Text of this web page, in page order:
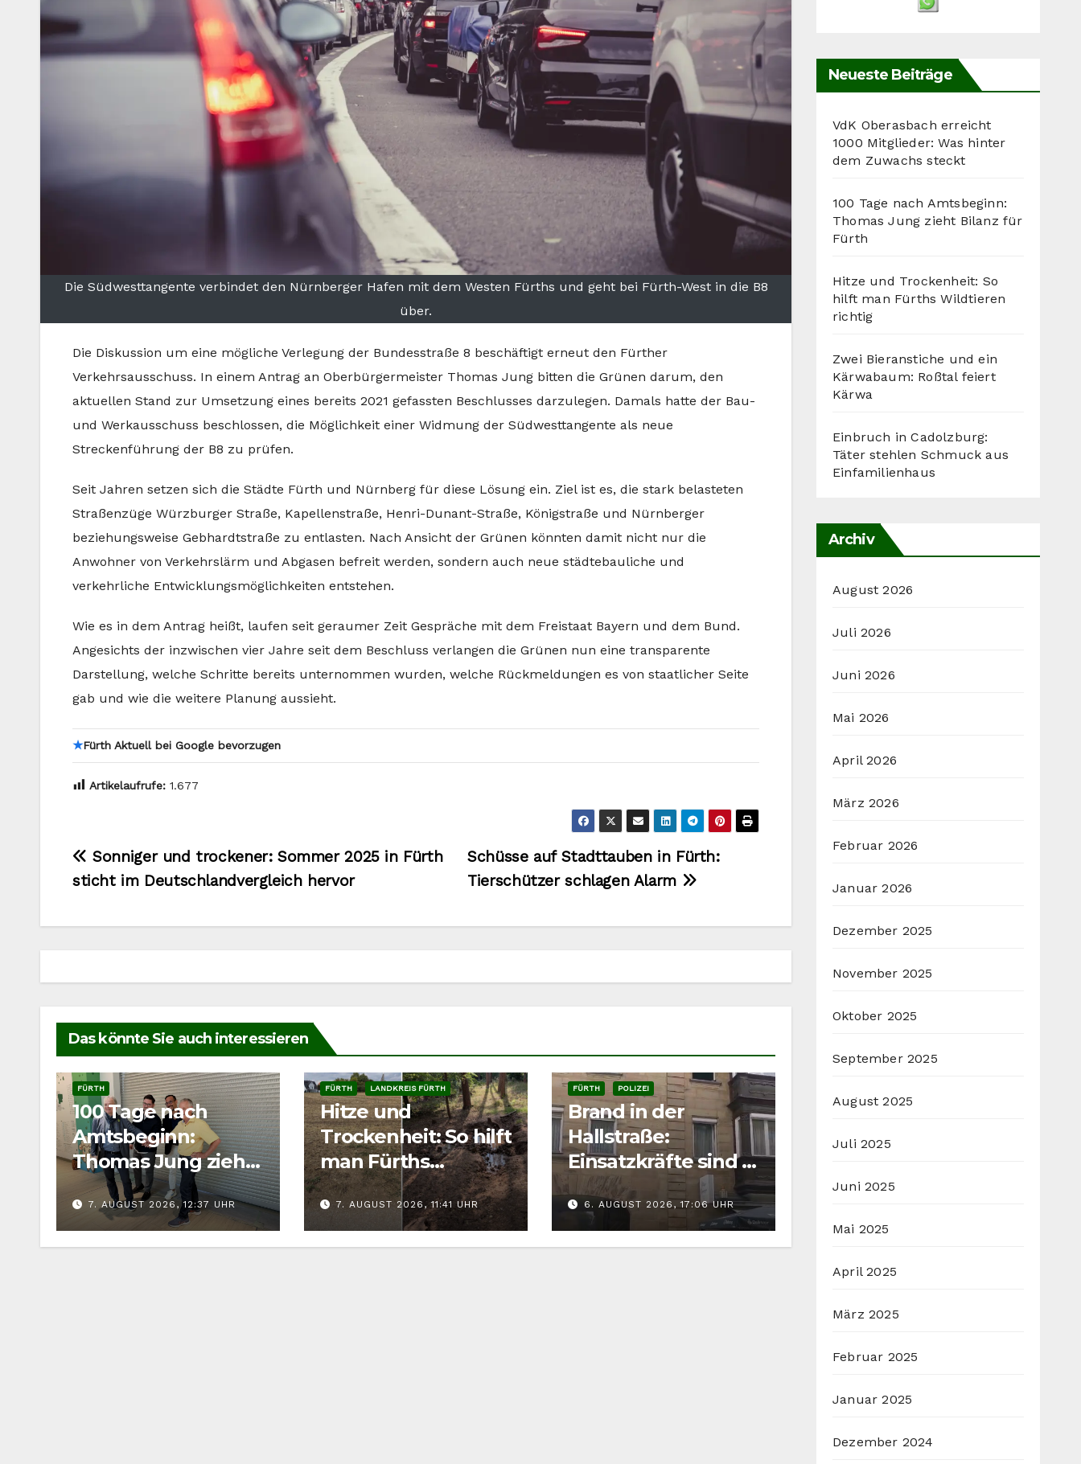
Die Südwesttangente verbindet den Nürnberger Hafen mit dem Westen Fürths und geht bei Fürth-West in die B8
über.
Die Diskussion um eine mögliche Verlegung der Bundesstraße 8 beschäftigt erneut den Fürther
Verkehrsausschuss. In einem Antrag an Oberbürgermeister Thomas Jung bitten die Grünen darum, den
aktuellen Stand zur Umsetzung eines bereits 2021 gefassten Beschlusses darzulegen. Damals hatte der Bau-
und Werkausschuss beschlossen, die Möglichkeit einer Widmung der Südwesttangente als neue
Streckenführung der B8 zu prüfen.
Seit Jahren setzen sich die Städte Fürth und Nürnberg für diese Lösung ein. Ziel ist es, die stark belasteten
Straßenzüge Würzburger Straße, Kapellenstraße, Henri-Dunant-Straße, Königstraße und Nürnberger
beziehungsweise Gebhardtstraße zu entlasten. Nach Ansicht der Grünen könnten damit nicht nur die
Anwohner von Verkehrslärm und Abgasen befreit werden, sondern auch neue städtebauliche und
verkehrliche Entwicklungsmöglichkeiten entstehen.
Wie es in dem Antrag heißt, laufen seit geraumer Zeit Gespräche mit dem Freistaat Bayern und dem Bund.
Angesichts der inzwischen vier Jahre seit dem Beschluss verlangen die Grünen nun eine transparente
Darstellung, welche Schritte bereits unternommen wurden, welche Rückmeldungen es von staatlicher Seite
gab und wie die weitere Planung aussieht.
★Fürth Aktuell bei Google bevorzugen
Artikelaufrufe: 1.677
Beitragsnavigation
Schüsse auf Stadttauben in Fürth:
Tierschützer schlagen Alarm
Sonniger und trockener: Sommer 2025 in Fürth
sticht im Deutschlandvergleich hervor
Das könnte Sie auch interessieren
FÜRTH
100 Tage nach
Amtsbeginn:
Thomas Jung zieht
Bilanz für Fürth
7. AUGUST 2026, 12:37 UHR
FÜRTH LANDKREIS FÜRTH
Hitze und
Trockenheit: So hilft
man Fürths
Wildtieren richtig
7. AUGUST 2026, 11:41 UHR
FÜRTH POLIZEI
Brand in der
Hallstraße:
Einsatzkräfte sind in
der Fürther
Innenstadt
gefordert
6. AUGUST 2026, 17:06 UHR
Neueste Beiträge
VdK Oberasbach erreicht
1000 Mitglieder: Was hinter
dem Zuwachs steckt
100 Tage nach Amtsbeginn:
Thomas Jung zieht Bilanz für
Fürth
Hitze und Trockenheit: So
hilft man Fürths Wildtieren
richtig
Zwei Bieranstiche und ein
Kärwabaum: Roßtal feiert
Kärwa
Einbruch in Cadolzburg:
Täter stehlen Schmuck aus
Einfamilienhaus
Archiv
August 2026
Juli 2026
Juni 2026
Mai 2026
April 2026
März 2026
Februar 2026
Januar 2026
Dezember 2025
November 2025
Oktober 2025
September 2025
August 2025
Juli 2025
Juni 2025
Mai 2025
April 2025
März 2025
Februar 2025
Januar 2025
Dezember 2024